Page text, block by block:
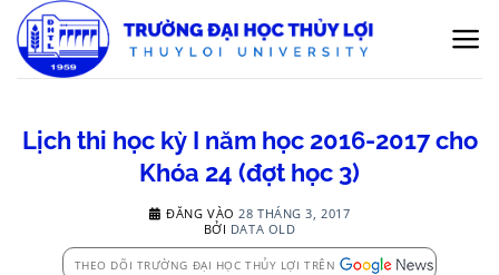
qua
nội
Lịch thi học kỳ I năm học 2016-2017 cho
Khóa 24 (đợt học 3)
ĐĂNG VÀO 28 THÁNG 3, 2017
BỞI DATA OLD
THEO DÕI TRƯỜNG ĐẠI HỌC THỦY LỢI TRÊN